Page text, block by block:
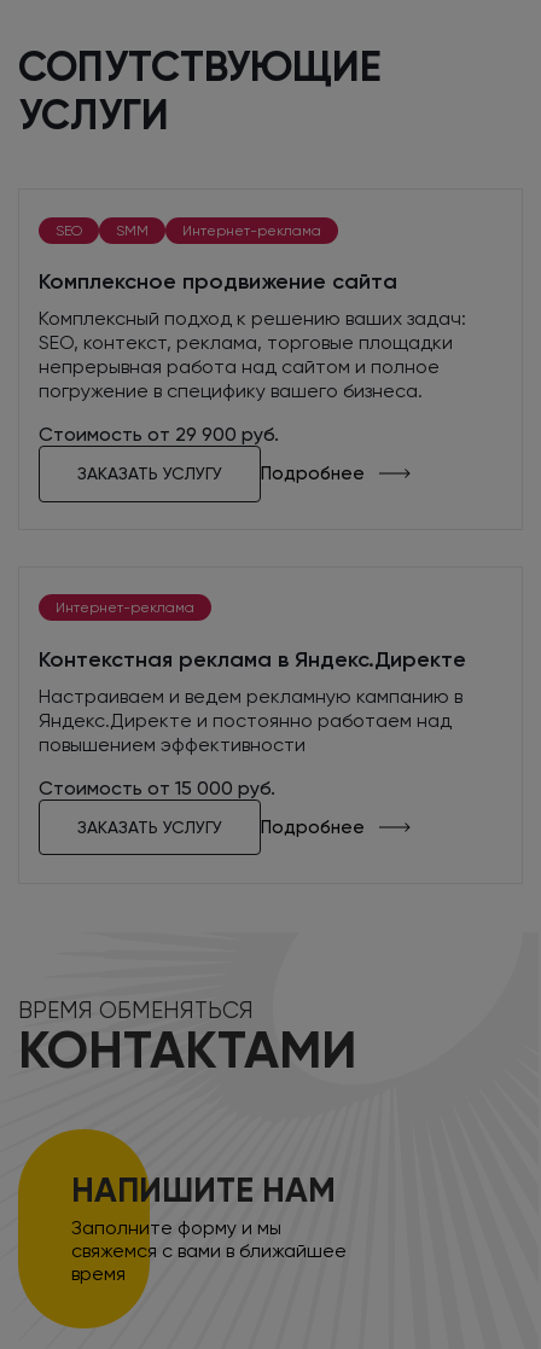
СОПУТСТВУЮЩИЕ
УСЛУГИ
SEO SMM Интернет-реклама
Комплексное продвижение сайта
Комплексный подход к решению ваших задач:
SEO, контекст, реклама, торговые площадки
непрерывная работа над сайтом и полное
погружение в специфику вашего бизнеса.
Стоимость от 29 900 руб.
ЗАКАЗАТЬ УСЛУГУ Подробнее
Интернет-реклама
Контекстная реклама в Яндекс.Директе
Настраиваем и ведем рекламную кампанию в
Яндекс.Директе и постоянно работаем над
повышением эффективности
Стоимость от 15 000 руб.
ЗАКАЗАТЬ УСЛУГУ Подробнее
ВРЕМЯ ОБМЕНЯТЬСЯ
КОНТАКТАМИ
НАПИШИТЕ НАМ
Заполните форму и мы
свяжемся с вами в ближайшее
время